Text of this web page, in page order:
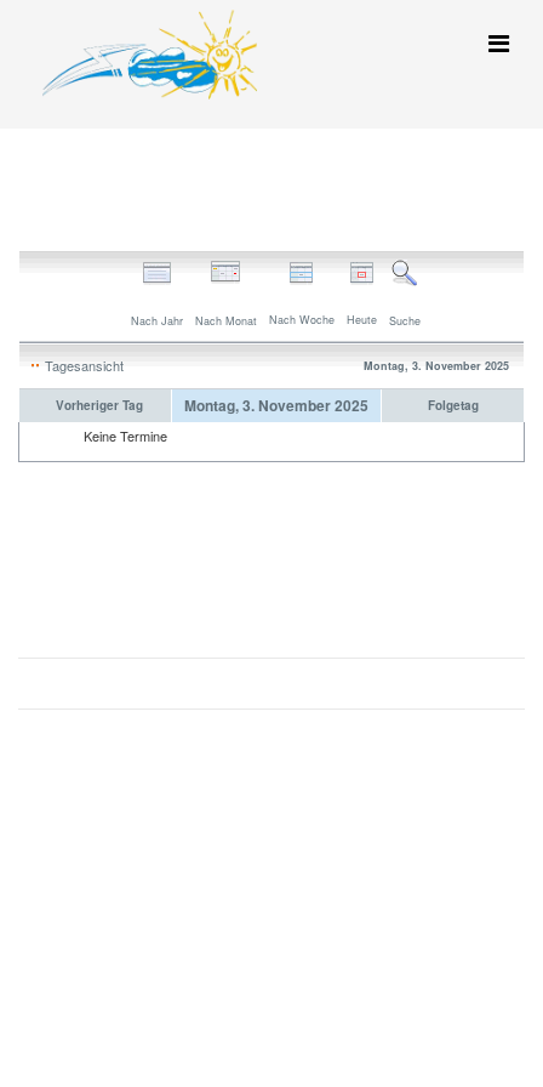
Nach Jahr Nach Monat Nach Woche Heute Suche
Tagesansicht Montag, 3. November 2025
Vorheriger Tag Montag, 3. November 2025 Folgetag
Keine Termine